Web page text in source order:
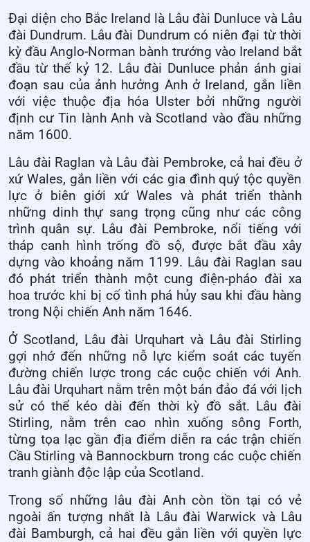
Đại diện cho Bắc Ireland là Lâu đài Dunluce và Lâu
đài Dundrum. Lâu đài Dundrum có niên đại từ thời
kỳ đầu Anglo-Norman bành trướng vào Ireland bắt
đầu từ thế kỷ 12. Lâu đài Dunluce phản ánh giai
đoạn sau của ảnh hưởng Anh ở Ireland, gắn liền
với việc thuộc địa hóa Ulster bởi những người
định cư Tin lành Anh và Scotland vào đầu những
năm 1600.
Lâu đài Raglan và Lâu đài Pembroke, cả hai đều ở
xứ Wales, gắn liền với các gia đình quý tộc quyền
lực ở biên giới xứ Wales và phát triển thành
những dinh thự sang trọng cũng như các công
trình quân sự. Lâu đài Pembroke, nổi tiếng với
tháp canh hình trống đồ sộ, được bắt đầu xây
dựng vào khoảng năm 1199. Lâu đài Raglan sau
đó phát triển thành một cung điện-pháo đài xa
hoa trước khi bị cố tình phá hủy sau khi đầu hàng
trong Nội chiến Anh năm 1646.
Ở Scotland, Lâu đài Urquhart và Lâu đài Stirling
gợi nhớ đến những nỗ lực kiểm soát các tuyến
đường chiến lược trong các cuộc chiến với Anh.
Lâu đài Urquhart nằm trên một bán đảo đá với lịch
sử có thể kéo dài đến thời kỳ đồ sắt. Lâu đài
Stirling, nằm trên cao nhìn xuống sông Forth,
từng tọa lạc gần địa điểm diễn ra các trận chiến
Cầu Stirling và Bannockburn trong các cuộc chiến
tranh giành độc lập của Scotland.
Trong số những lâu đài Anh còn tồn tại có vẻ
ngoài ấn tượng nhất là Lâu đài Warwick và Lâu
đài Bamburgh, cả hai đều gắn liền với quyền lực